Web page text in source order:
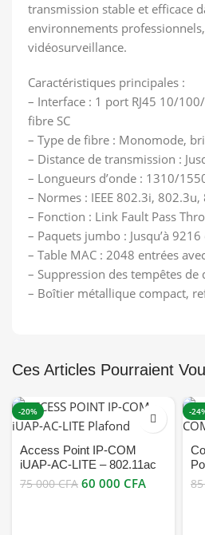
transmission stable et efficace
environnements
vidéosurveillance.
Caractéristiques principales :
– Interface : 1 port RJ45 10/
fibre SC
– Type de fibre : Monomode,
– Distance de transmission :
– Longueurs d’onde : 1310/
– Normes : IEEE 802.3i,
– Fonction : Link Fault Pass
– Paquets jumbo : Jusqu’à
– Table MAC : 2048 entrées
– Suppression des tempêtes
– Boîtier métallique compact,
Ces Articles Pourraient
-20%
Access Point IP‑COM
iUAP‑AC‑LITE – 802.11ac
Wave 2, Dual‑Band Gigabit,
75 000CFA 60 000 CFA
-